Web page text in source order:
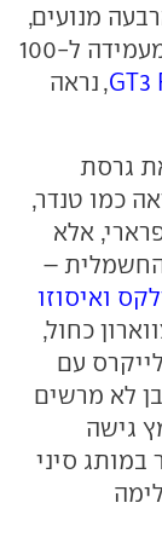
מנועים,
הספק מרבי של ארבע ספרות וזינוק מעמידה ל-100
, נראה
גרסת
כמו טנדר,
אלא
–
ואיסוזו
כחול,
עם
לא מרשים
גישה
במותג סיני